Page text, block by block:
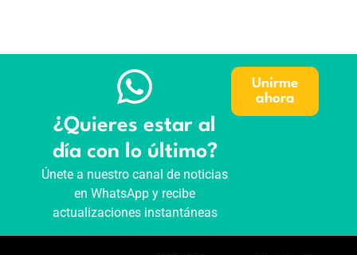
¿Quieres estar al
día con lo último?
Únete a nuestro canal de noticias
en WhatsApp y recibe
actualizaciones instantáneas
Unirme
ahora